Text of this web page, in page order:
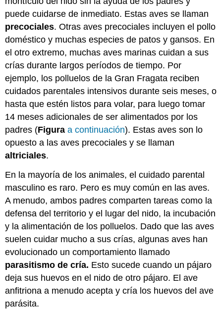
puede cuidarse de inmediato. Estas aves se llaman
precociales. Otras aves precociales incluyen el pollo
doméstico y muchas especies de patos y gansos. En
el otro extremo, muchas aves marinas cuidan a sus
crías durante largos períodos de tiempo. Por
ejemplo, los polluelos de la Gran Fragata reciben
cuidados parentales intensivos durante seis meses, o
hasta que estén listos para volar, para luego tomar
14 meses adicionales de ser alimentados por los
padres (Figura a continuación). Estas aves son lo
opuesto a las aves precociales y se llaman
altriciales.
En la mayoría de los animales, el cuidado parental
masculino es raro. Pero es muy común en las aves.
A menudo, ambos padres comparten tareas como la
defensa del territorio y el lugar del nido, la incubación
y la alimentación de los polluelos. Dado que las aves
suelen cuidar mucho a sus crías, algunas aves han
evolucionado un comportamiento llamado
parasitismo de cría. Esto sucede cuando un pájaro
deja sus huevos en el nido de otro pájaro. El ave
anfitriona a menudo acepta y cría los huevos del ave
parásita.